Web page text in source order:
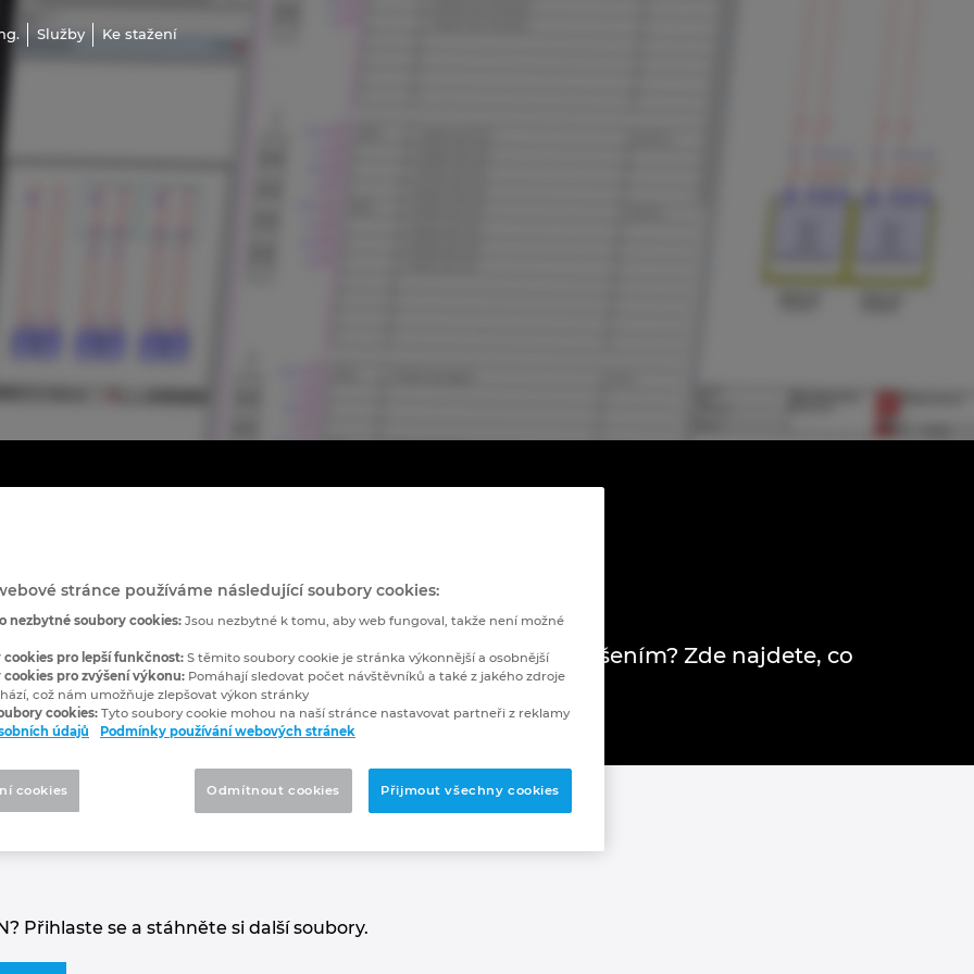
Služby Ke stažení
kliknutím
materiály či soubory vztahující se k našim řešením? Zde najdete, co
Přihlaste se a stáhněte si další soubory.
stránce používáme následující soubory cookies:
nezbytné soubory cookies: Jsou nezbytné k tomu, aby web fungoval, takže není možné
cookies pro lepší funkčnost: S těmito soubory cookie je stránka výkonnější a osobnější
cookies pro zvýšení výkonu: Pomáhají sledovat počet návštěvníků a také z jakého zdroje
což nám umožňuje zlepšovat výkon stránky
cookies: Tyto soubory cookie mohou na naší stránce nastavovat partneři z reklamy
údajů
Podmínky používání webových stránek
Odmítnout cookies Přijmout všechny cookies
cookies